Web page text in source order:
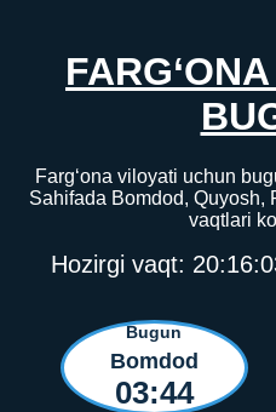
Farg‘ona viloyati uchun
Sahifada Bomdod, Quyosh,
vaqtlari
Hozirgi vaqt:
Bugun
Bomdod
03:44